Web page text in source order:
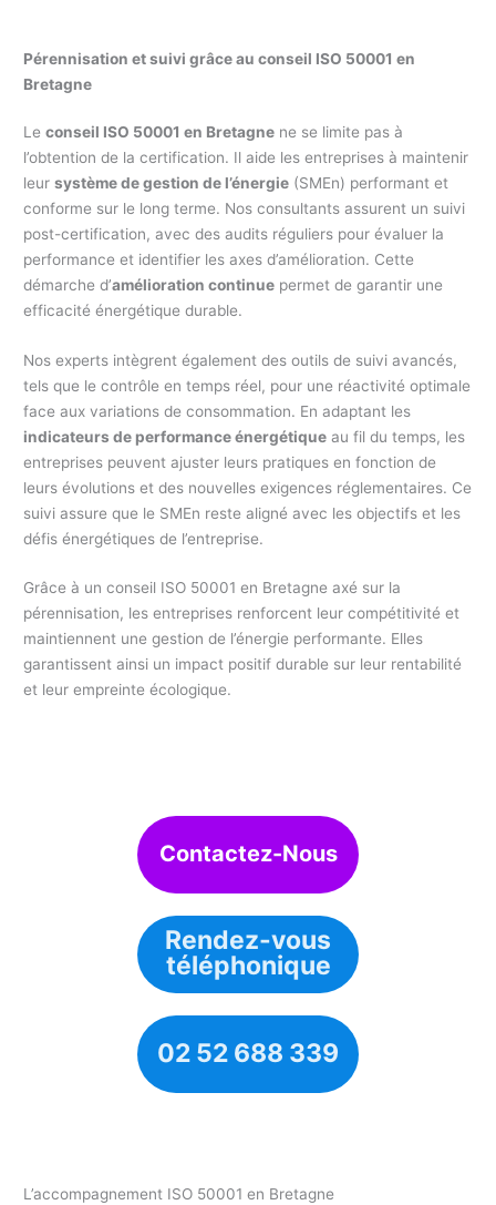
Pérennisation et suivi grâce au conseil ISO 50001 en
Bretagne
Leconseil ISO 50001 en Bretagne ne se limite pas à
l’obtention de la certification. Il aide les entreprises à maintenir
leursystème de gestion de l’énergie (SMEn) performant et
conforme sur le long terme. Nos consultants assurent un suivi
post-certification, avec des audits réguliers pour évaluer la
performance et identifier les axes d’amélioration. Cette
démarche d’amélioration continue permet de garantir une
efficacité énergétique durable.
Nos experts intègrent également des outils de suivi avancés,
tels que le contrôle en temps réel, pour une réactivité optimale
face aux variations de consommation. En adaptant les
indicateurs de performance énergétique au fil du temps, les
entreprises peuvent ajuster leurs pratiques en fonction de
leurs évolutions et des nouvelles exigences réglementaires. Ce
suivi assure que le SMEn reste aligné avec les objectifs et les
défis énergétiques de l’entreprise.
Grâce à un conseil ISO 50001 en Bretagne axé sur la
pérennisation, les entreprises renforcent leur compétitivité et
maintiennent une gestion de l’énergie performante. Elles
garantissent ainsi un impact positif durable sur leur rentabilité
et leur empreinte écologique.
Contactez-Nous
Rendez-vous
téléphonique
02 52 688 339
L’accompagnement ISO 50001 en Bretagne